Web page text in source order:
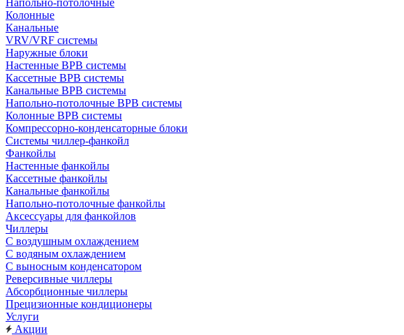
Напольно-потолочные
Колонные
Канальные
VRV/VRF системы
Наружные блоки
Настенные ВРВ системы
Кассетные ВРВ системы
Канальные ВРВ системы
Напольно-потолочные ВРВ системы
Колонные ВРВ системы
Компрессорно-конденсаторные блоки
Системы чиллер-фанкойл
Фанкойлы
Настенные фанкойлы
Кассетные фанкойлы
Канальные фанкойлы
Напольно-потолочные фанкойлы
Аксессуары для фанкойлов
Чиллеры
С воздушным охлаждением
С водяным охлаждением
С выносным конденсатором
Реверсивные чиллеры
Абсорбционные чиллеры
Прецизионные кондиционеры
Услуги
Акции